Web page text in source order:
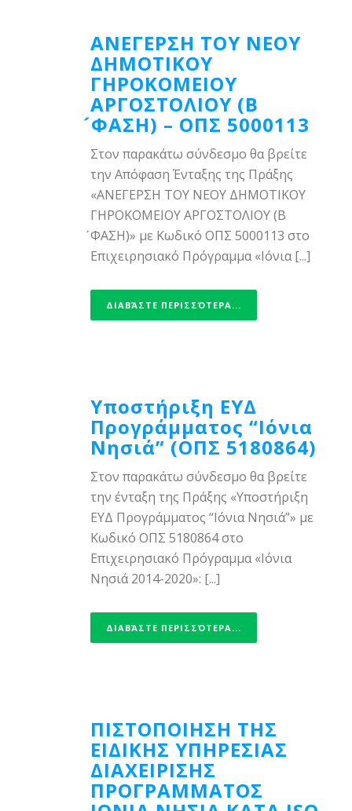
ΑΝΕΓΕΡΣΗ ΤΟΥ ΝΕΟΥ
ΔΗΜΟΤΙΚΟΥ
ΓΗΡΟΚΟΜΕΙΟΥ
ΑΡΓΟΣΤΟΛΙΟΥ (Β
́ΦΑΣΗ) – ΟΠΣ 5000113
Στον παρακάτω σύνδεσμο θα βρείτε
την Απόφαση Ένταξης της Πράξης
«ΑΝΕΓΕΡΣΗ ΤΟΥ ΝΕΟΥ ΔΗΜΟΤΙΚΟΥ
ΓΗΡΟΚΟΜΕΙΟΥ ΑΡΓΟΣΤΟΛΙΟΥ (Β
́ΦΑΣΗ)» με Κωδικό ΟΠΣ 5000113 στο
Επιχειρησιακό Πρόγραμμα «Ιόνια [...]
ΔΙΑΒΆΣΤΕ ΠΕΡΙΣΣΌΤΕΡΑ...
Υποστήριξη ΕΥΔ
Προγράμματος “Ιόνια
Νησιά” (ΟΠΣ 5180864)
Στον παρακάτω σύνδεσμο θα βρείτε
την ένταξη της Πράξης «Υποστήριξη
ΕΥΔ Προγράμματος “Ιόνια Νησιά”» με
Κωδικό ΟΠΣ 5180864 στο
Επιχειρησιακό Πρόγραμμα «Ιόνια
Νησιά 2014-2020»: [...]
ΔΙΑΒΆΣΤΕ ΠΕΡΙΣΣΌΤΕΡΑ...
ΠΙΣΤΟΠΟΙΗΣΗ ΤΗΣ
ΕΙΔΙΚΗΣ ΥΠΗΡΕΣΙΑΣ
ΔΙΑΧΕΙΡΙΣΗΣ
ΠΡΟΓΡΑΜΜΑΤΟΣ